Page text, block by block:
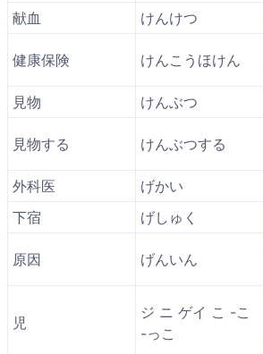
献血
けんけつ
健康保険 けんこうほけん
見物
けんぶつ
見物する けんぶつする
外科医
げかい
下宿
げしゅく
原因 げんいん
児
ジ ニ ゲイ こ -こ
-っこ